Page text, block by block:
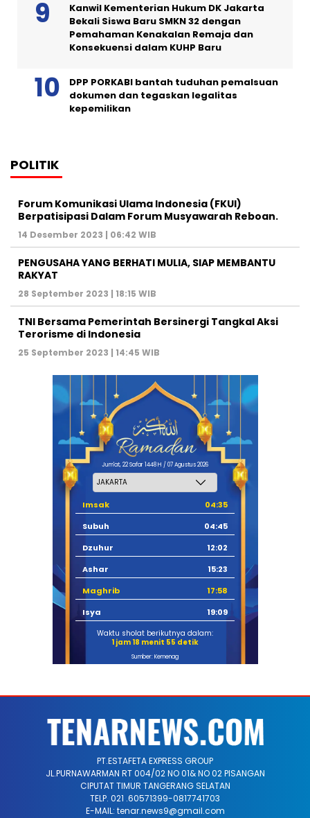
Kanwil Kementerian Hukum DK Jakarta
Bekali Siswa Baru SMKN 32 dengan
Pemahaman Kenakalan Remaja dan
Konsekuensi dalam KUHP Baru
DPP PORKABI bantah tuduhan pemalsuan
dokumen dan tegaskan legalitas
kepemilikan
POLITIK
Forum Komunikasi Ulama Indonesia (FKUI)
Berpatisipasi Dalam Forum Musyawarah Reboan.
14 Desember 2023 | 06:42 WIB
PENGUSAHA YANG BERHATI MULIA, SIAP MEMBANTU
RAKYAT
28 September 2023 | 18:15 WIB
TNI Bersama Pemerintah Bersinergi Tangkal Aksi
Terorisme di Indonesia
25 September 2023 | 14:45 WIB
Jum'at, 22 Safar 1448 H / 07 Agustus 2026
Imsak
04:35
Subuh
04:45
Dzuhur
12:02
Ashar
15:23
Maghrib
17:58
Isya
19:09
Waktu sholat berikutnya dalam:
1 jam 18 menit 55 detik
Sumber: Kemenag
PT.ESTAFETA EXPRESS GROUP
JL.PURNAWARMAN RT 004/02 NO 01& NO 02 PISANGAN
CIPUTAT TIMUR TANGERANG SELATAN
TELP. 021 .60571399-0817741703
E-MAIL: tenar.news9@gmail.com